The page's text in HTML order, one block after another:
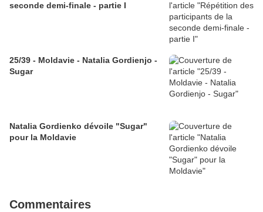
seconde demi-finale - partie I
25/39 - Moldavie - Natalia Gordienjo -
Sugar
Natalia Gordienko dévoile "Sugar"
pour la Moldavie
Commentaires